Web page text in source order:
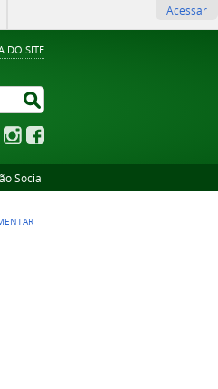
DO SITE
Acessar
YouTubeInstagram
Social